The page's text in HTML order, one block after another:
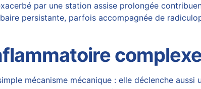
par une station assise prolongée
persistante, parfois accompagnée de
mécanisme mécanique : elle déclenche